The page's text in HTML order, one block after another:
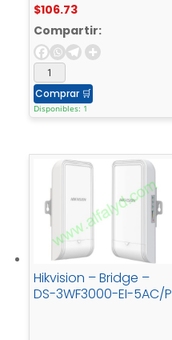
$106.73
Compartir:
Comprar 🛒
Disponibles: 1
Hikvision – Bridge –
DS-3WF3000-EI-5AC/P